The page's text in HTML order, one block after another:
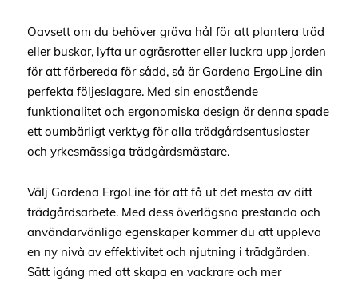
Oavsett om du behöver gräva hål för att plantera träd
eller buskar, lyfta ur ogräsrotter eller luckra upp jorden
för att förbereda för sådd, så är Gardena ErgoLine din
perfekta följeslagare. Med sin enastående
funktionalitet och ergonomiska design är denna spade
ett oumbärligt verktyg för alla trädgårdsentusiaster
och yrkesmässiga trädgårdsmästare.
Välj Gardena ErgoLine för att få ut det mesta av ditt
trädgårdsarbete. Med dess överlägsna prestanda och
användarvänliga egenskaper kommer du att uppleva
en ny nivå av effektivitet och njutning i trädgården.
Sätt igång med att skapa en vackrare och mer